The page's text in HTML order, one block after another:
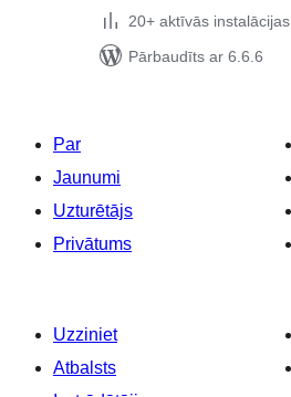
20+ aktīvās instalācijas
Pārbaudīts ar 6.6.6
Par
Jaunumi
Uzturētājs
Privātums
Uzziniet
Atbalsts